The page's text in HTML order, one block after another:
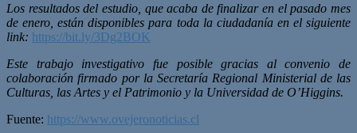
Los resultados del estudio, que acaba de finalizar en el pasado mes
de enero, están disponibles para toda la ciudadanía en el siguiente
link: https://bit.ly/3Dg2BOK
Este trabajo investigativo fue posible gracias al convenio de
colaboración firmado por la Secretaría Regional Ministerial de las
Culturas, las Artes y el Patrimonio y la Universidad de O’Higgins.
Fuente: https://www.ovejeronoticias.cl